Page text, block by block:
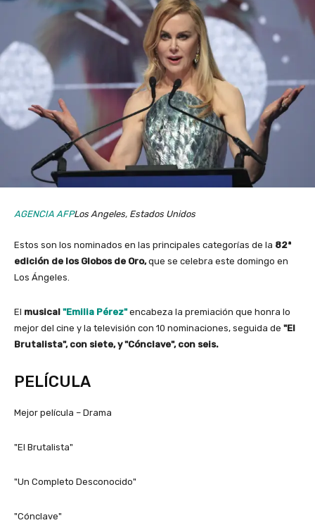
AGENCIA AFPLos Angeles, Estados Unidos
Estos son los nominados en las principales categorías de la 82ª
edición de los Globos de Oro,que se celebra este domingo en
Los Ángeles.
El musical "Emilia Pérez"encabeza la premiación que honra lo
mejor del cine y la televisión con 10 nominaciones, seguida de "El
Brutalista", con siete, y "Cónclave", con seis.
PELÍCULA
Mejor película – Drama
"El Brutalista"
"Un Completo Desconocido"
"Cónclave"